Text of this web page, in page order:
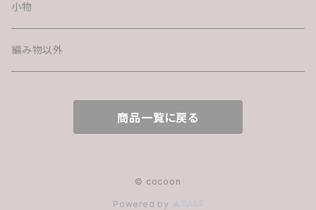
小物
編み物以外
商品一覧に戻る
© cocoon
Powered by